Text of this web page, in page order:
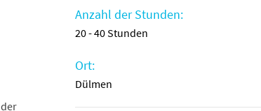
Anzahl der Stunden:
20 - 40 Stunden
Ort:
Dülmen